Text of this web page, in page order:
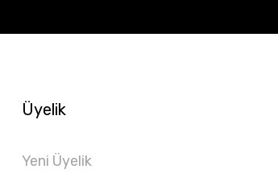
Üyelik
Yeni Üyelik